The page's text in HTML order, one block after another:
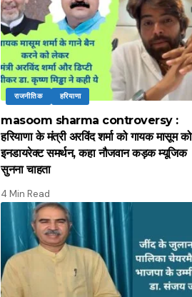
राजनीतिक हरियाणा
masoom sharma controversy :
हरियाणा के मंत्री अरविंद शर्मा को गायक मासूम को
इनडायरेक्ट समर्थन, कहा नौजवान कड़क म्यूजिक
सुनना चाहता
4 Min Read